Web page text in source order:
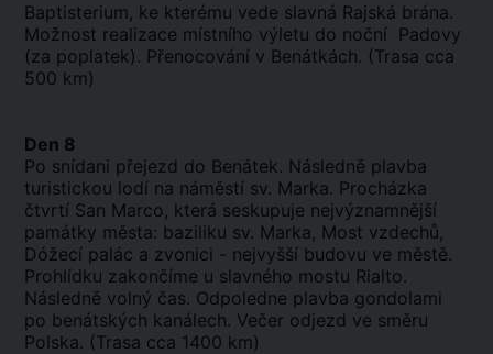
Baptisterium, ke kterému vede slavná Rajská brána.
Možnost realizace místního výletu do noční Padovy
(za poplatek). Přenocování v Benátkách. (Trasa cca
500 km)
Den 8
Po snídani přejezd do Benátek. Následně plavba
turistickou lodí na náměstí sv. Marka. Procházka
čtvrtí San Marco, která seskupuje nejvýznamnější
památky města: baziliku sv. Marka, Most vzdechů,
Dóžecí palác a zvonici - nejvyšší budovu ve městě.
Prohlídku zakončíme u slavného mostu Rialto.
Následně volný čas. Odpoledne plavba gondolami
po benátských kanálech. Večer odjezd ve směru
Polska. (Trasa cca 1400 km)